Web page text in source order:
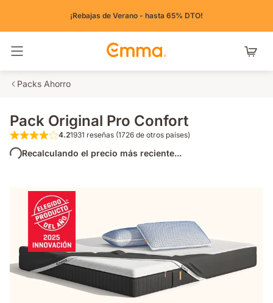
¡Rebajas de Verano - hasta 65% DTO!
Packs Ahorro
Pack Original Pro Confort
4.2 de 5 estrellas 1931 reseñas (1726 de
4.21931 reseñas (1726 de otros países)
Recalculando el precio más reciente...